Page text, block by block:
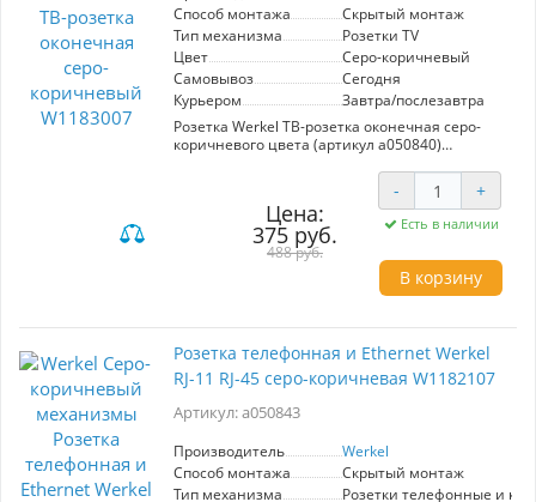
избежать проблем с обслуживанием.
Уникальная эргономика минимизирует
искрение при эксплуатации светодиодов, а
короткий и тихий ход клавиши обеспечивает
комфортное использование. Werkel W1112007
— идеальное решение для современных
интерьеров, сочетающее функциональность с
эстетикой.
Способ монтажа
Скрытый монтаж
Тип механизма
Розетки TV
Цвет
Серо-коричневый
Самовывоз
Сегодня
Курьером
Завтра/послезавтра
Розетка Werkel ТВ-розетка оконечная серо-
коричневого цвета (артикул a050840)
и других аудиовизуальных устройств.
Изготовлена из высококачественного
пластика, она обеспечивает надежную защиту
от механических повреждений и устойчивость
к воздействию ультрафиолетового света.
Элегантный серо-коричневый оттенок
гармонично вписывается в любой интерьер,
установки и высокая проводимость
гарантируют стабильную работу без потерь
сигнала. Розетка соответствует современным
стандартам безопасности и подходит для
помещениях.
Цена:
375 руб.
488 руб.
- +
Есть в наличии
В корзину
Розетка телефонная и Еthernet Werkel
RJ-11 RJ-45 серо-коричневая W1182107
Артикул: a050843
Производитель
Werkel
Способ монтажа
Скрытый монтаж
Тип механизма
Розетки телефонные и